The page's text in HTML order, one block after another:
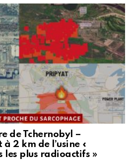
de Tchernobyl –
à 2 km de l’usine «
les plus radioactifs »